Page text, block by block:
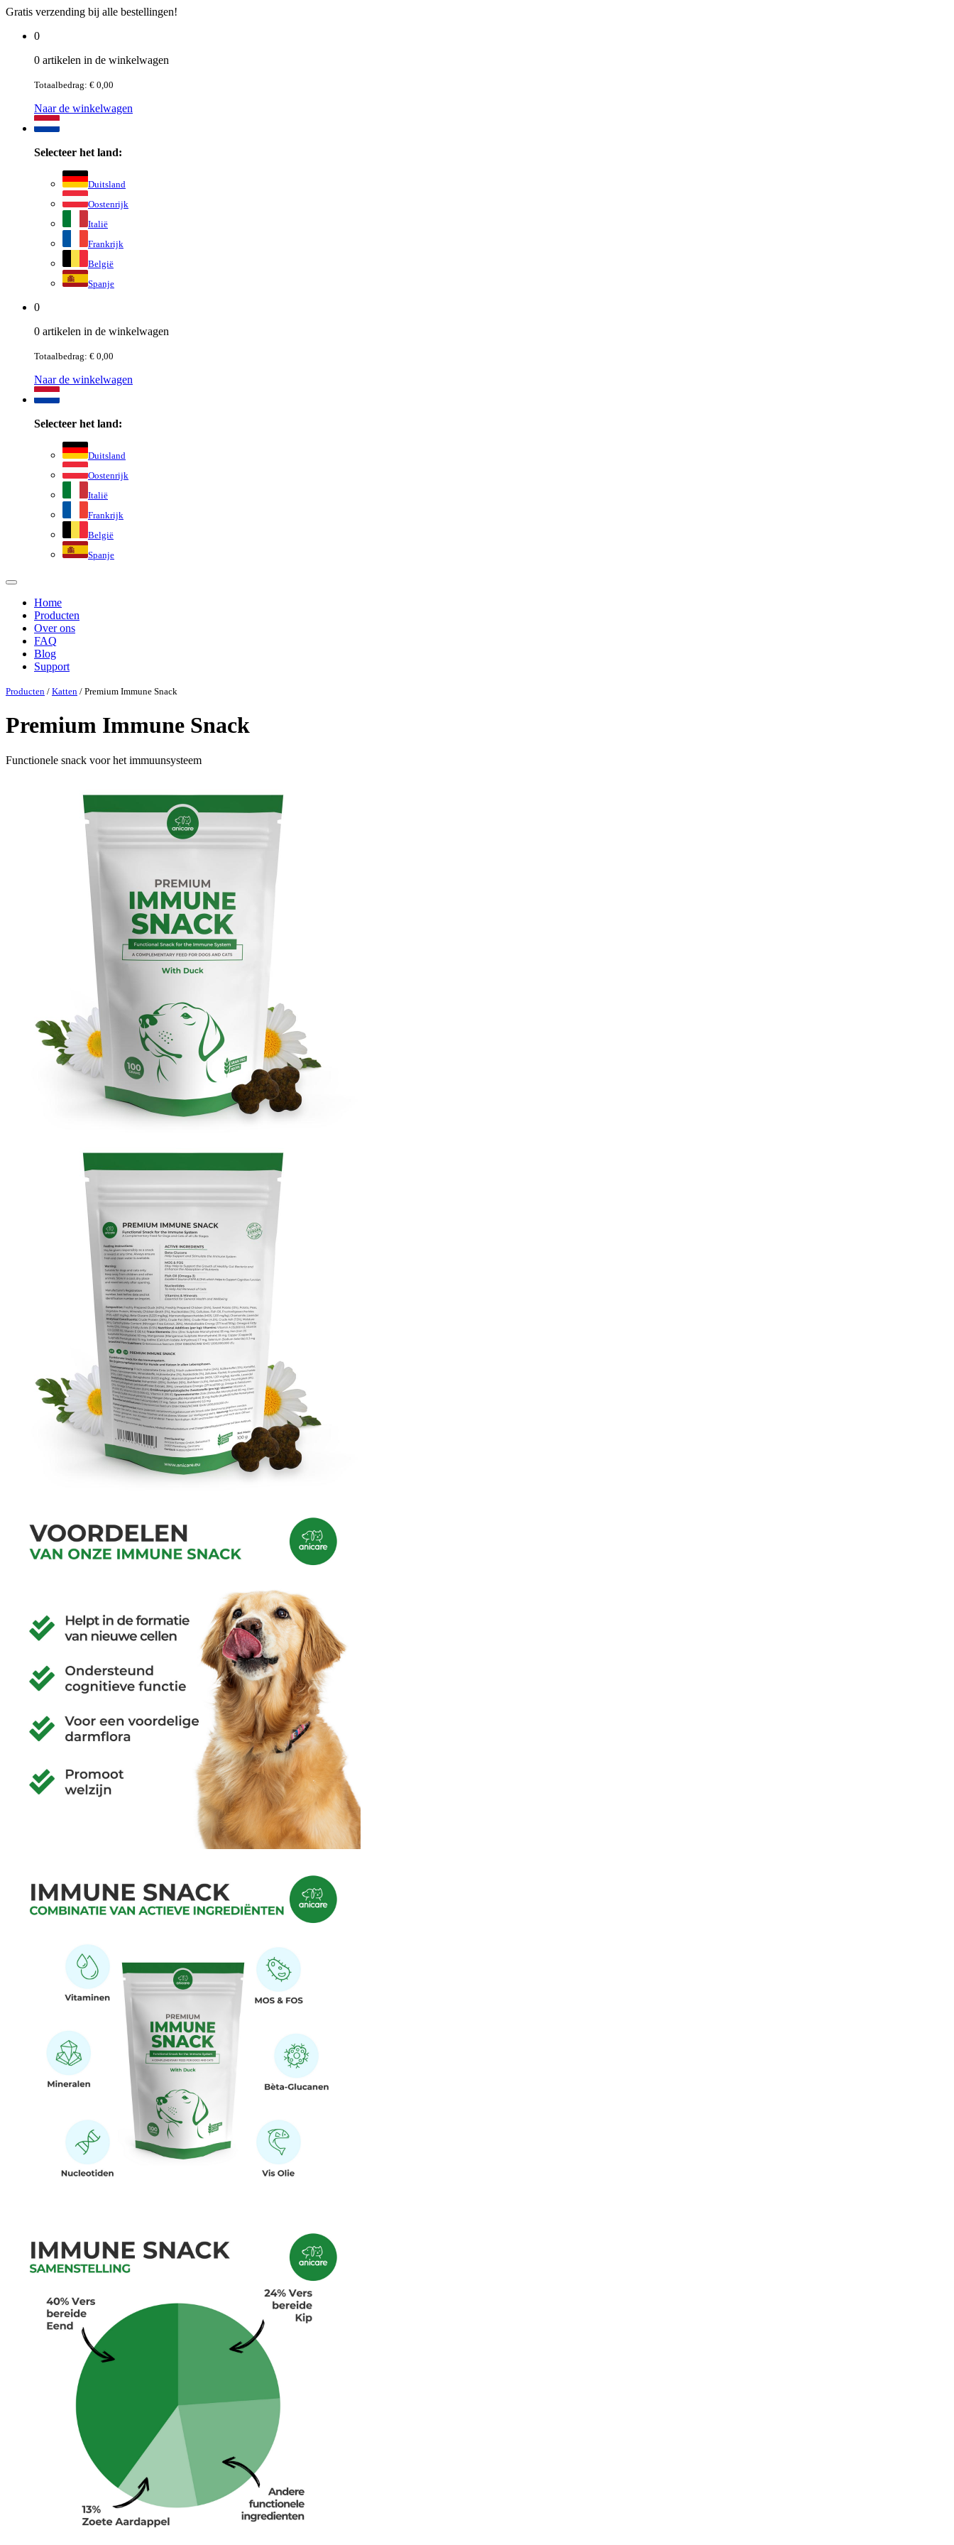
Gratis verzending bij alle bestellingen!
0
0 artikelen in de winkelwagen
Totaalbedrag: € 0,00
Naar de winkelwagen
Selecteer het land:
Duitsland
Oostenrijk
Italië
Frankrijk
België
Spanje
0
0 artikelen in de winkelwagen
Totaalbedrag: € 0,00
Naar de winkelwagen
Selecteer het land:
Duitsland
Oostenrijk
Italië
Frankrijk
België
Spanje
Home
Producten
Over ons
FAQ
Blog
Support
Producten / Katten / Premium Immune Snack
Premium Immune Snack
Functionele snack voor het immuunsysteem